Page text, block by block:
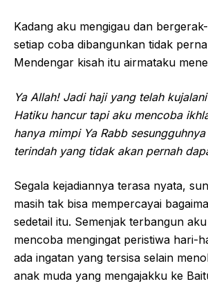
Kadang aku mengigau dan
setiap coba dibangunkan tidak
Mendengar kisah itu airmataku
Ya Allah! Jadi haji yang telah
Hatiku hancur tapi aku mencoba
hanya mimpi Ya Rabb
terindah yang tidak akan pernah
Segala kejadiannya terasa nyata,
masih tak bisa mempercayai
sedetail itu. Semenjak terbangun
mencoba mengingat peristiwa hari-
ada ingatan yang tersisa selain
anak muda yang mengajakku ke